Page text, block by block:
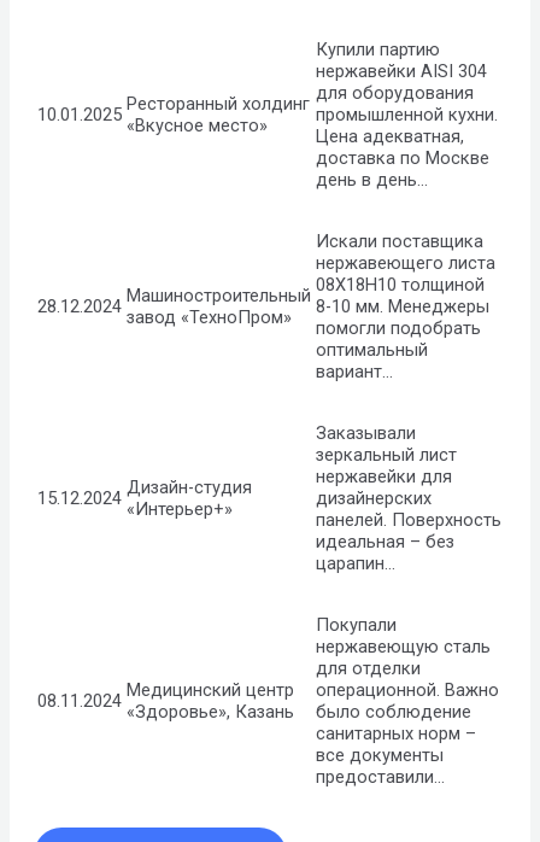
10.01.2025 Ресторанный холдинг
«Вкусное место»
Купили партию
нержавейки AISI 304
для оборудования
промышленной кухни.
Цена адекватная,
доставка по Москве
день в день…
28.12.2024 Машиностроительный
завод «ТехноПром»
Искали поставщика
нержавеющего листа
08Х18Н10 толщиной
8-10 мм. Менеджеры
помогли подобрать
оптимальный
вариант…
15.12.2024 Дизайн-студия
«Интерьер+»
Заказывали
зеркальный лист
нержавейки для
дизайнерских
панелей. Поверхность
идеальная – без
царапин…
08.11.2024 Медицинский центр
«Здоровье», Казань
Покупали
нержавеющую сталь
для отделки
операционной. Важно
было соблюдение
санитарных норм –
все документы
предоставили…